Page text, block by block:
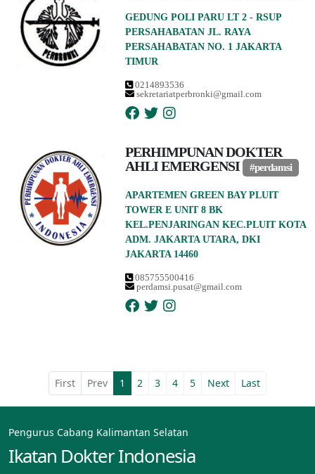
GEDUNG POLI PARU LT 2 - RSUP
PERSAHABATAN JL. RAYA
PERSAHABATAN NO. 1 JAKARTA
TIMUR
0214893536
sekretariatperbronki@gmail.com
PERHIMPUNAN DOKTER
AHLI EMERGENSI
#perdamsi
APARTEMEN GREEN BAY PLUIT
TOWER E UNIT 8 BK
KEL.PENJARINGAN KEC.PLUIT KOTA
ADM. JAKARTA UTARA, DKI
JAKARTA 14460
085755500416
perdamsi.pusat@gmail.com
First Prev 1 2 3 4 5 Next Last
Pengurus Cabang Kalimantan Selatan
Ikatan Dokter Indonesia